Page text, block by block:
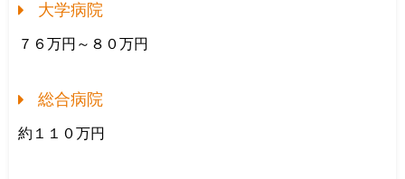
大学病院
７６万円～８０万円
総合病院
約１１０万円